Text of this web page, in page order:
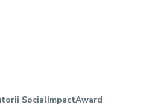
SocialImpactAward